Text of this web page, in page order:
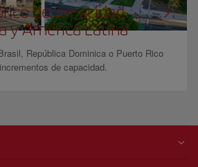
de capacidad
y América Latina
República Dominica o Puerto Rico
de capacidad.